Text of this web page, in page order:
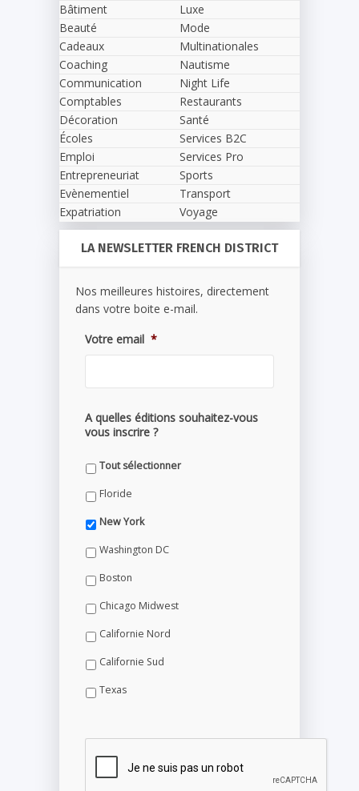
Bâtiment
Beauté
Cadeaux
Coaching
Communication
Comptables
Décoration
Écoles
Emploi
Entrepreneuriat
Evènementiel
Expatriation
Luxe
Mode
Multinationales
Nautisme
Night Life
Restaurants
Santé
Services B2C
Services Pro
Sports
Transport
Voyage
LA NEWSLETTER FRENCH DISTRICT
Nos meilleures histoires, directement
dans votre boite e-mail.
Votre email *
A quelles éditions souhaitez-vous
vous inscrire ?
Tout sélectionner
Floride
New York
Washington DC
Boston
Chicago Midwest
Californie Nord
Californie Sud
Texas